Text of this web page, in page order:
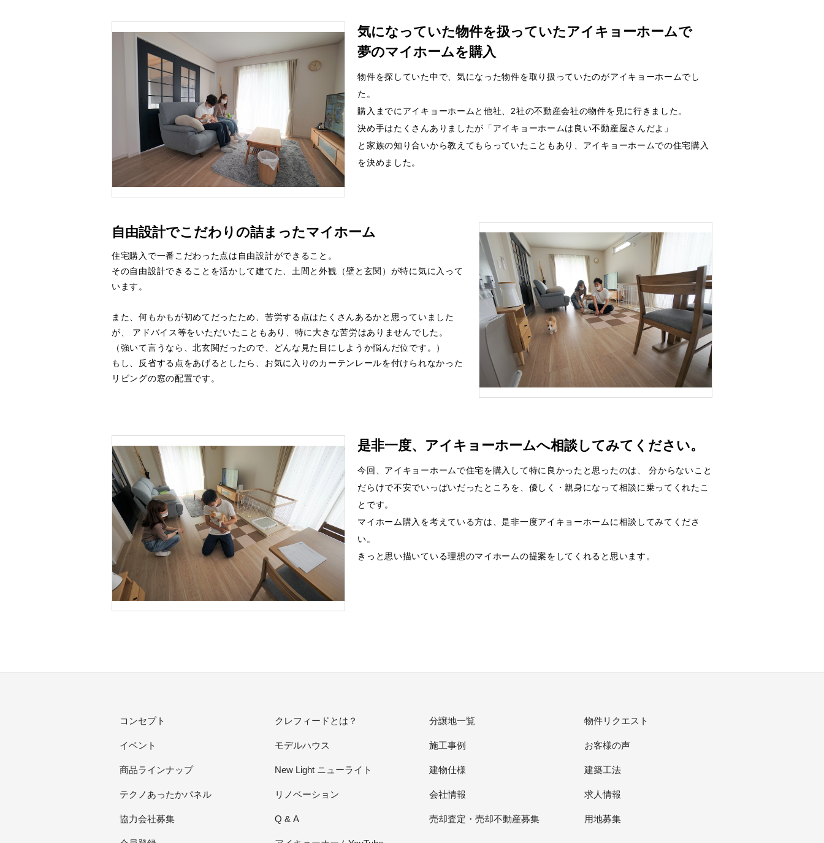
気になっていた物件を扱っていたアイキョーホームで
夢のマイホームを購入
物件を探していた中で、気になった物件を取り扱っていたのがアイキョーホームでし
た。
購入までにアイキョーホームと他社、2社の不動産会社の物件を見に行きました。
決め手はたくさんありましたが「アイキョーホームは良い不動産屋さんだよ」
と家族の知り合いから教えてもらっていたこともあり、アイキョーホームでの住宅購入
を決めました。
自由設計でこだわりの詰まったマイホーム
住宅購入で一番こだわった点は自由設計ができること。
その自由設計できることを活かして建てた、土間と外観（壁と玄関）が特に気に入って
います。
また、何もかもが初めてだったため、苦労する点はたくさんあるかと思っていました
が、 アドバイス等をいただいたこともあり、特に大きな苦労はありませんでした。
（強いて言うなら、北玄関だったので、どんな見た目にしようか悩んだ位です。）
もし、反省する点をあげるとしたら、お気に入りのカーテンレールを付けられなかった
リビングの窓の配置です。
是非一度、アイキョーホームへ相談してみてください。
今回、アイキョーホームで住宅を購入して特に良かったと思ったのは、 分からないこと
だらけで不安でいっぱいだったところを、優しく・親身になって相談に乗ってくれたこ
とです。
マイホーム購入を考えている方は、是非一度アイキョーホームに相談してみてくださ
い。
きっと思い描いている理想のマイホームの提案をしてくれると思います。
コンセプト クレフィードとは？ 分譲地一覧 物件リクエスト
イベント モデルハウス 施工事例 お客様の声
商品ラインナップ New Light ニューライト 建物仕様 建築工法
テクノあったかパネル リノベーション 会社情報 求人情報
協力会社募集 Q & A 売却査定・売却不動産募集 用地募集